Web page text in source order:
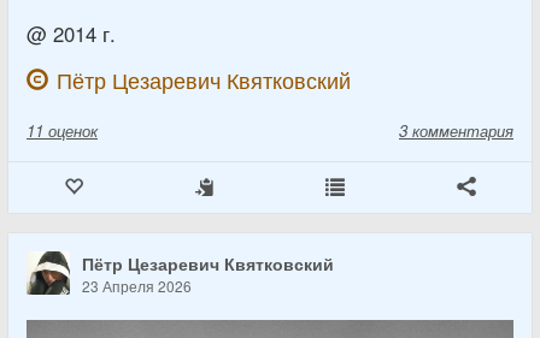
@ 2014 г.
Пётр Цезаревич Квятковский
11 оценок 3 комментария
Пётр Цезаревич Квятковский
23 Апреля 2026